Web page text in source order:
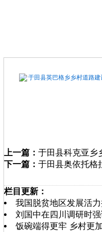
于田县英巴格乡乡村道路
上一篇： 于田县科克亚乡
下一篇： 于田县奥依托格
栏目更新：
我国脱贫地区发展活
刘国中在四川调研时
饭碗端得更牢 乡村更